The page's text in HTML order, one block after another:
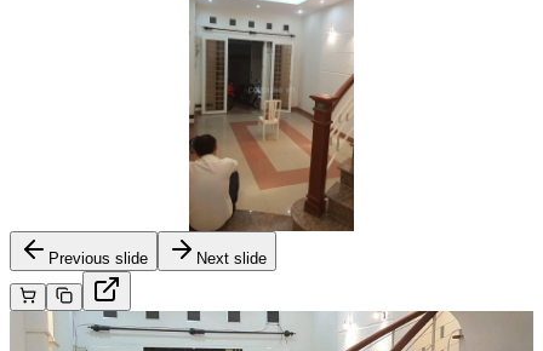
Previous slide Next slide